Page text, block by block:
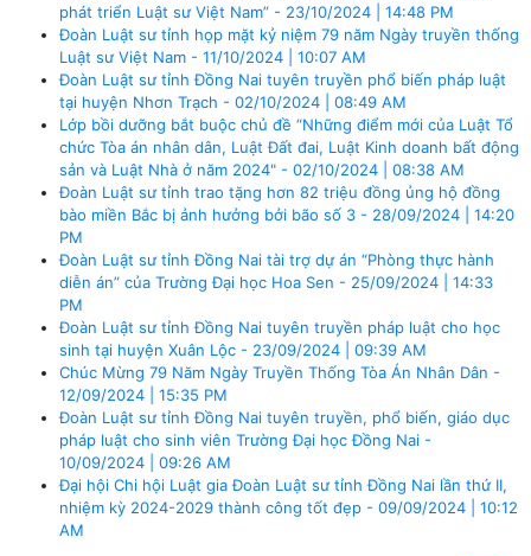
phát triển Luật sư Việt Nam” - 23/10/2024 | 14:48 PM
Đoàn Luật sư tỉnh họp mặt kỷ niệm 79 năm Ngày truyền thống
Luật sư Việt Nam - 11/10/2024 | 10:07 AM
Đoàn Luật sư tỉnh Đồng Nai tuyên truyền phổ biến pháp luật
tại huyện Nhơn Trạch - 02/10/2024 | 08:49 AM
Lớp bồi dưỡng bắt buộc chủ đề “Những điểm mới của Luật Tổ
chức Tòa án nhân dân, Luật Đất đai, Luật Kinh doanh bất động
sản và Luật Nhà ở năm 2024" - 02/10/2024 | 08:38 AM
Đoàn Luật sư tỉnh trao tặng hơn 82 triệu đồng ủng hộ đồng
bào miền Bắc bị ảnh hưởng bởi bão số 3 - 28/09/2024 | 14:20
PM
Đoàn Luật sư tỉnh Đồng Nai tài trợ dự án “Phòng thực hành
diễn án” của Trường Đại học Hoa Sen - 25/09/2024 | 14:33
PM
Đoàn Luật sư tỉnh Đồng Nai tuyên truyền pháp luật cho học
sinh tại huyện Xuân Lộc - 23/09/2024 | 09:39 AM
Chúc Mừng 79 Năm Ngày Truyền Thống Tòa Án Nhân Dân -
12/09/2024 | 15:35 PM
Đoàn Luật sư tỉnh Đồng Nai tuyên truyền, phổ biến, giáo dục
pháp luật cho sinh viên Trường Đại học Đồng Nai -
10/09/2024 | 09:26 AM
Đại hội Chi hội Luật gia Đoàn Luật sư tỉnh Đồng Nai lần thứ II,
nhiệm kỳ 2024-2029 thành công tốt đẹp - 09/09/2024 | 10:12
AM